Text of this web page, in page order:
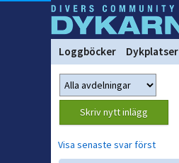
Loggböcker Dykplatser
Visa senaste svar först